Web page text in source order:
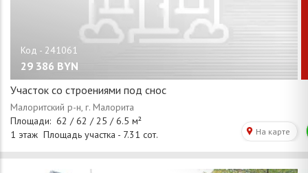
29 386 BYN
Участок со строениями под снос